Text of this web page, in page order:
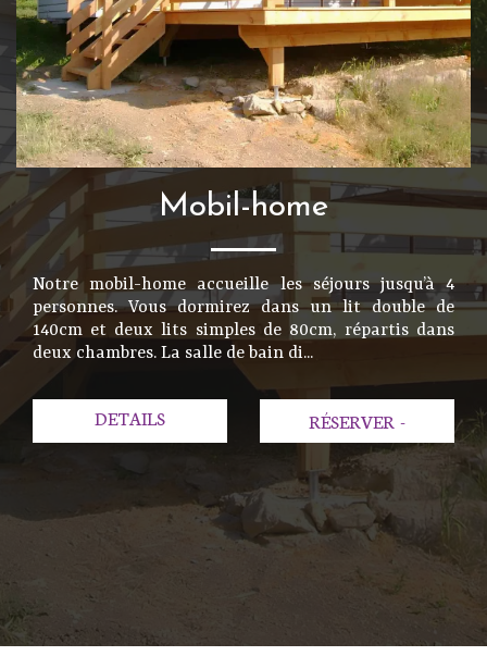
Mobil-home
Notre mobil-home accueille les séjours jusqu’à 4
personnes. Vous dormirez dans un lit double de
140cm et deux lits simples de 80cm, répartis dans
deux chambres. La salle de bain di...
DETAILS RÉSERVER -